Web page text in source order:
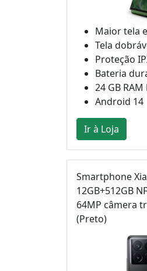
Maior tela
Tela
Proteção
Bateria
24 GB
Android 14
Ir à Loja
Smartphone
12GB+512GB
64MP câmera
(Preto)